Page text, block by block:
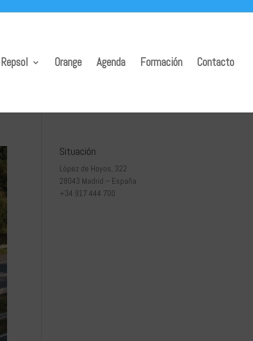
Repsol Orange Agenda Formación Contacto
Situación
López de Hoyos, 322
28043 Madrid – España
+34 917 444 700